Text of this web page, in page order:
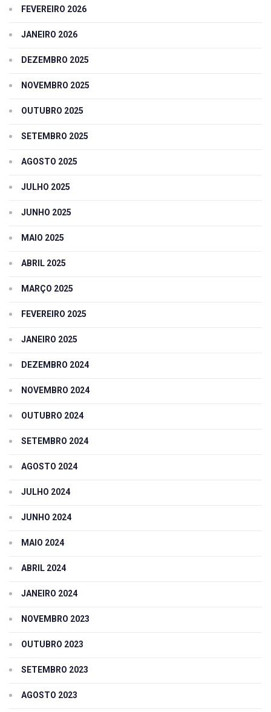
FEVEREIRO 2026
JANEIRO 2026
DEZEMBRO 2025
NOVEMBRO 2025
OUTUBRO 2025
SETEMBRO 2025
AGOSTO 2025
JULHO 2025
JUNHO 2025
MAIO 2025
ABRIL 2025
MARÇO 2025
FEVEREIRO 2025
JANEIRO 2025
DEZEMBRO 2024
NOVEMBRO 2024
OUTUBRO 2024
SETEMBRO 2024
AGOSTO 2024
JULHO 2024
JUNHO 2024
MAIO 2024
ABRIL 2024
JANEIRO 2024
NOVEMBRO 2023
OUTUBRO 2023
SETEMBRO 2023
AGOSTO 2023